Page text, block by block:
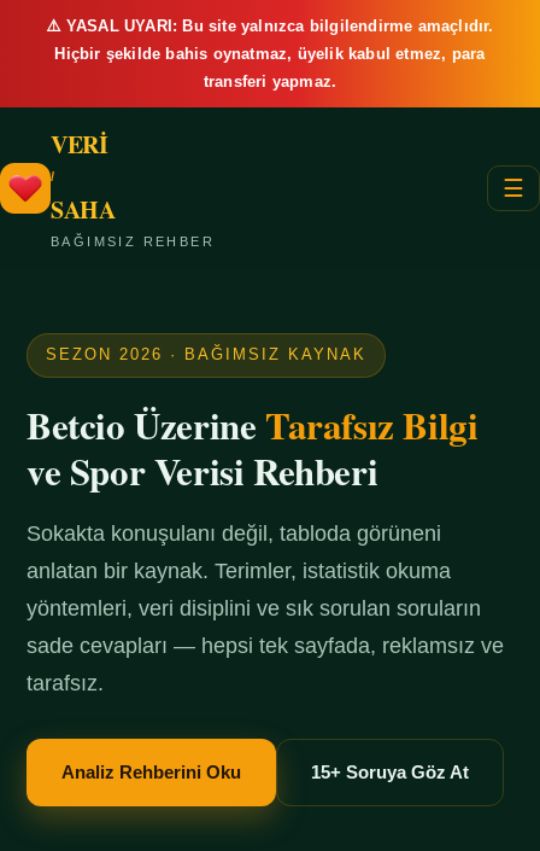
⚠️ YASAL UYARI: Bu site yalnızca bilgilendirme amaçlıdır.
Hiçbir şekilde bahis oynatmaz, üyelik kabul etmez, para
transferi yapmaz.
VERİ
/
SAHA
BAĞIMSIZ REHBER
☰
SEZON 2026 · BAĞIMSIZ KAYNAK
Betcio ÜzerineTarafsız Bilgi
ve Spor Verisi Rehberi
Sokakta konuşulanı değil, tabloda görüneni
anlatan bir kaynak. Terimler, istatistik okuma
yöntemleri, veri disiplini ve sık sorulan soruların
sade cevapları — hepsi tek sayfada, reklamsız ve
tarafsız.
Analiz Rehberini Oku 15+ Soruya Göz At